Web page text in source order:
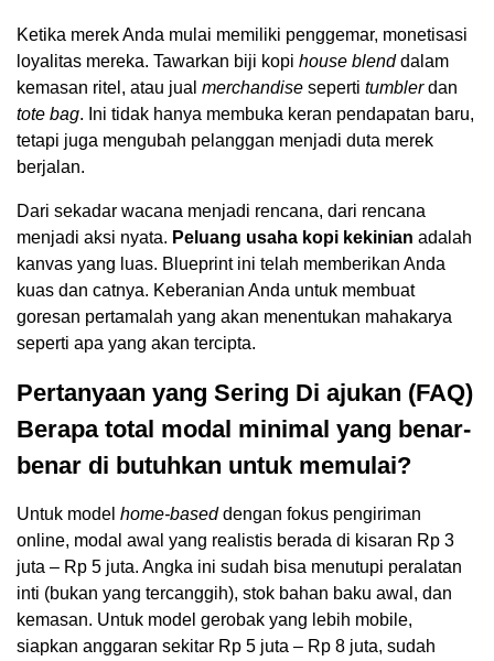
Ketika merek Anda mulai memiliki penggemar, monetisasi
loyalitas mereka. Tawarkan biji kopi house blenddalam
kemasan ritel, atau jual merchandise seperti tumblerdan
tote bag. Ini tidak hanya membuka keran pendapatan baru,
tetapi juga mengubah pelanggan menjadi duta merek
berjalan.
Dari sekadar wacana menjadi rencana, dari rencana
menjadi aksi nyata. Peluang usaha kopi kekinian adalah
kanvas yang luas. Blueprint ini telah memberikan Anda
kuas dan catnya. Keberanian Anda untuk membuat
goresan pertamalah yang akan menentukan mahakarya
seperti apa yang akan tercipta.
Pertanyaan yang Sering Di ajukan (FAQ)
Berapa total modal minimal yang benar-
benar di butuhkan untuk memulai?
Untuk model home-baseddengan fokus pengiriman
online, modal awal yang realistis berada di kisaran Rp 3
juta – Rp 5 juta. Angka ini sudah bisa menutupi peralatan
inti (bukan yang tercanggih), stok bahan baku awal, dan
kemasan. Untuk model gerobak yang lebih mobile,
siapkan anggaran sekitar Rp 5 juta – Rp 8 juta, sudah